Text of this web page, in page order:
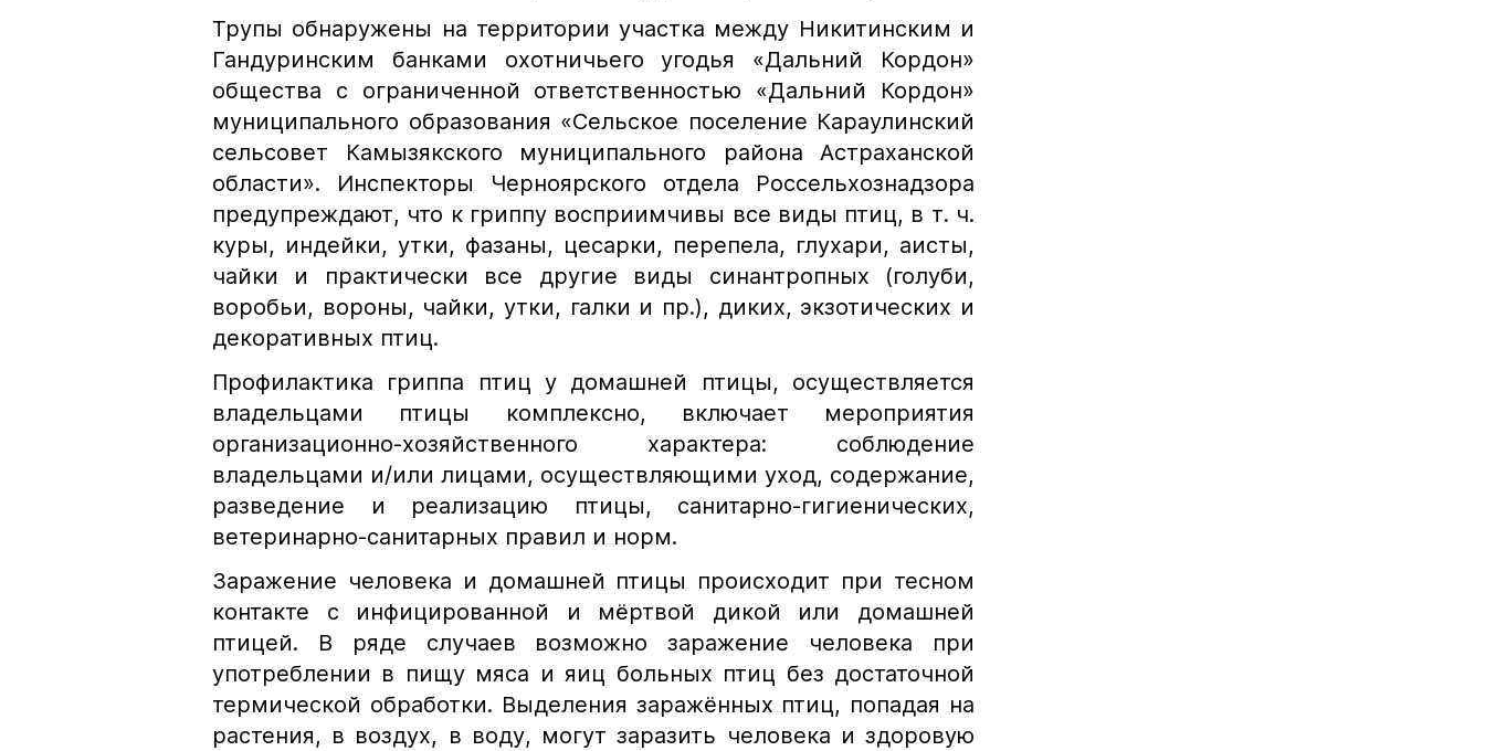
Трупы обнаружены на территории участка между Никитинским и
Гандуринским банками охотничьего угодья «Дальний Кордон»
общества с ограниченной ответственностью «Дальний Кордон»
муниципального образования «Сельское поселение Караулинский
сельсовет Камызякского муниципального района Астраханской
области». Инспекторы Черноярского отдела Россельхознадзора
предупреждают, что к гриппу восприимчивы все виды птиц, в т. ч.
куры, индейки, утки, фазаны, цесарки, перепела, глухари, аисты,
чайки и практически все другие виды синантропных (голуби,
воробьи, вороны, чайки, утки, галки и пр.), диких, экзотических и
декоративных птиц.
Профилактика гриппа птиц у домашней птицы, осуществляется
владельцами птицы комплексно, включает мероприятия
организационно-хозяйственного характера: соблюдение
владельцами и/или лицами, осуществляющими уход, содержание,
разведение и реализацию птицы, санитарно-гигиенических,
ветеринарно-санитарных правил и норм.
Заражение человека и домашней птицы происходит при тесном
контакте с инфицированной и мёртвой дикой или домашней
птицей. В ряде случаев возможно заражение человека при
употреблении в пищу мяса и яиц больных птиц без достаточной
термической обработки. Выделения заражённых птиц, попадая на
растения, в воздух, в воду, могут заразить человека и здоровую